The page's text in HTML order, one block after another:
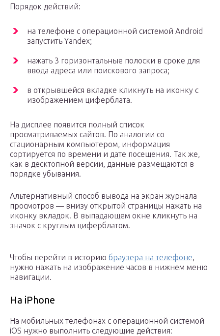
Порядок действий:
на телефоне с операционной системой Android
запустить Yandex;
нажать 3 горизонтальные полоски в сроке для
ввода адреса или поискового запроса;
в открывшейся вкладке кликнуть на иконку с
изображением циферблата.
На дисплее появится полный список
просматриваемых сайтов. По аналогии со
стационарным компьютером, информация
сортируется по времени и дате посещения. Так же,
как в десктопной версии, данные размещаются в
порядке убывания.
Альтернативный способ вывода на экран журнала
просмотров — внизу открытой страницы нажать на
иконку вкладок. В выпадающем окне кликнуть на
значок с круглым циферблатом.
Чтобы перейти в историю браузера на телефоне,
нужно нажать на изображение часов в нижнем меню
навигации.
На iPhone
На мобильных телефонах с операционной системой
iOS нужно выполнить следующие действия: